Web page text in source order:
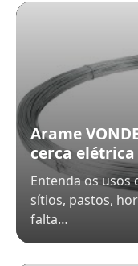
Arame
cerca
Entenda os usos
sítios, pastos,
falta…